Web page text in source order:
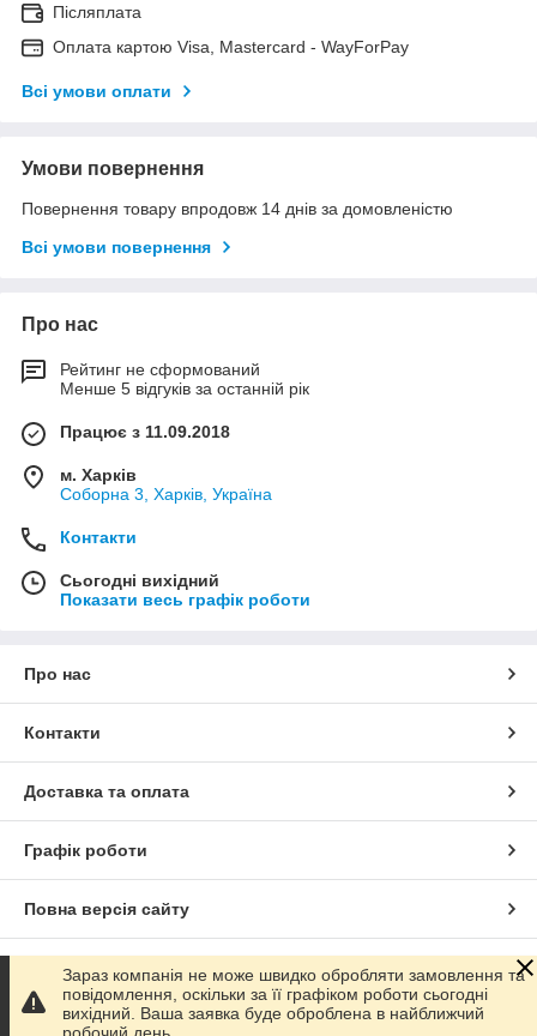
Післяплата
Оплата картою Visa, Mastercard - WayForPay
Всі умови оплати
Умови повернення
Повернення товару впродовж 14 днів за домовленістю
Всі умови повернення
Про нас
Рейтинг не сформований
Менше 5 відгуків за останній рік
Працює з 11.09.2018
м. Харків
Соборна 3, Харків, Україна
Контакти
Сьогодні вихідний
Показати весь графік роботи
Про нас
Контакти
Доставка та оплата
Графік роботи
Повна версія сайту
Сайт створено на маркетплейсі Prom.ua
Політика конфіденційності
Зараз компанія не може швидко обробляти замовлення та
повідомлення, оскільки за її графіком роботи сьогодні
вихідний. Ваша заявка буде оброблена в найближчий